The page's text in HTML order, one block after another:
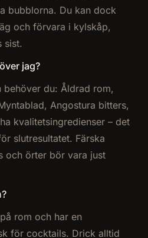
bubblorna. Du kan dock
och förvara i kylskåp,
sist.
jag?
behöver du: Åldrad rom,
Angostura bitters,
kvalitetsingredienser – det
slutresultatet. Färska
och örter bör vara just
rom och har en
för cocktails. Drick alltid